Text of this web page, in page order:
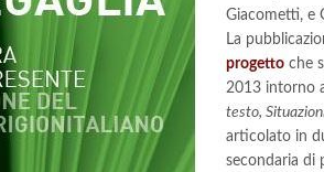
Giacometti, e
La
progetto che
2013 intorno
testo,
articolato in
secondaria di